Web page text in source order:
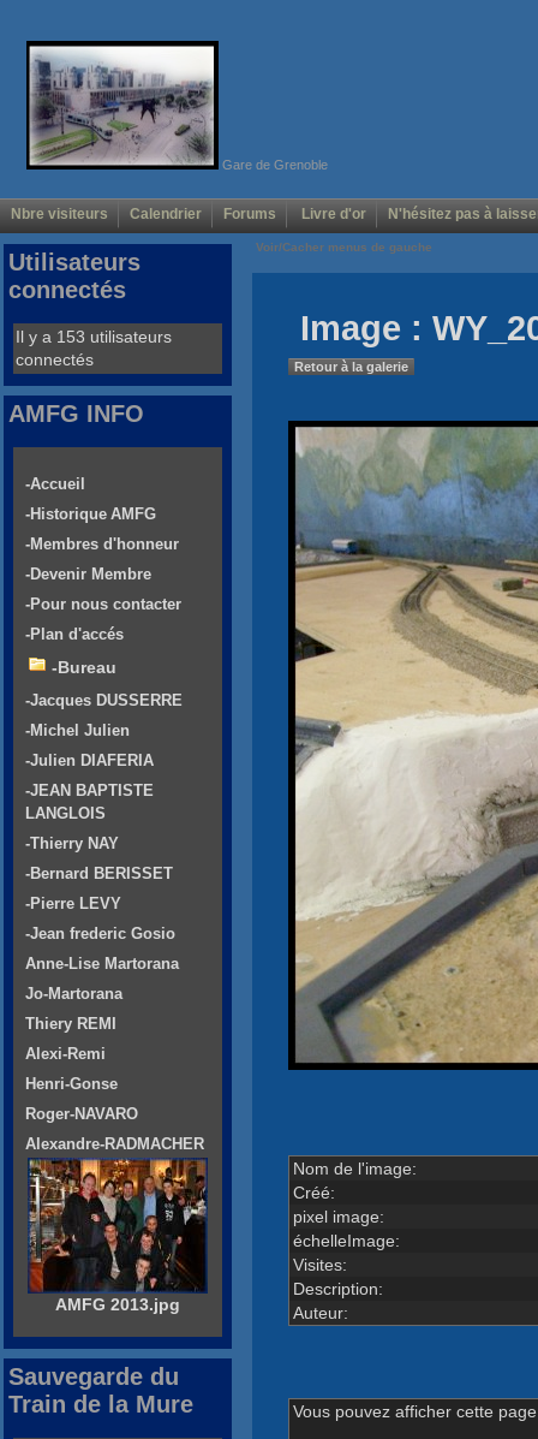
Gare de Grenoble
Nbre visiteurs Calendrier Forums Livre d'or N'hésitez pas à
Voir/Cacher menus de gauche
Image :
Retour à la galerie
Nom de l'image:
Créé:
pixel image:
échelleImage:
Visites:
Description:
Auteur:
Vous pouvez afficher cette
Utilisateurs
connectés
Il y a 153 utilisateurs
connectés
AMFG INFO
-Accueil
-Historique AMFG
-Membres d'honneur
-Devenir Membre
-Pour nous contacter
-Plan d'accés
-Bureau
-Jacques DUSSERRE
-Michel Julien
-Julien DIAFERIA
-JEAN BAPTISTE
LANGLOIS
-Thierry NAY
-Bernard BERISSET
-Pierre LEVY
-Jean frederic Gosio
Anne-Lise Martorana
Jo-Martorana
Thiery REMI
Alexi-Remi
Henri-Gonse
Roger-NAVARO
Alexandre-RADMACHER
AMFG 2013.jpg
Sauvegarde du
Train de la Mure